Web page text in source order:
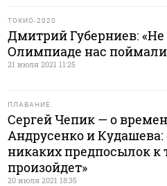
ТОКИО-2020
Дмитрий Губерниев: «Не
Олимпиаде нас поймали
21 июля 2021 11:25
ПЛАВАНИЕ
Сергей Чепик — о
Андрусенко и
никаких предпосылок к
произойдет»
20 июля 2021 18:35